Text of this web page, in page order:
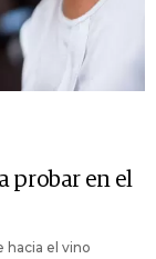
probar en el
hacia el vino